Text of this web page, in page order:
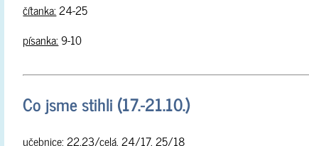
čítanka:24-25
písanka:9-10
Co jsme stihli (17.-21.10.)
učebnice:22,23/celá, 24/17, 25/18